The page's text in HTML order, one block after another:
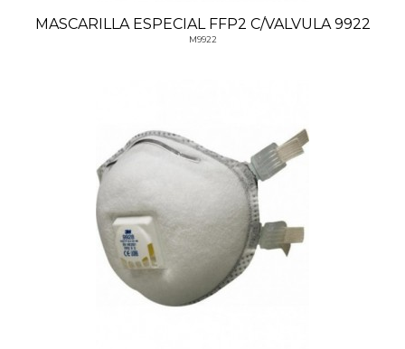
MASCARILLA ESPECIAL FFP2 C/VALVULA 9922
M9922